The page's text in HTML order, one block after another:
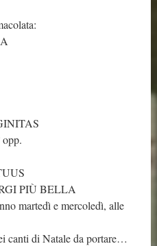
PIÙ BELLA
martedì e mercoledì, alle
canti di Natale da portare…